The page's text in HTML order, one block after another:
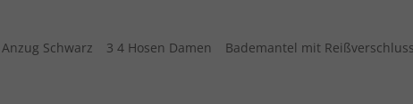
Anzug Schwarz 3 4 Hosen Damen Bademantel mit Reißverschluss